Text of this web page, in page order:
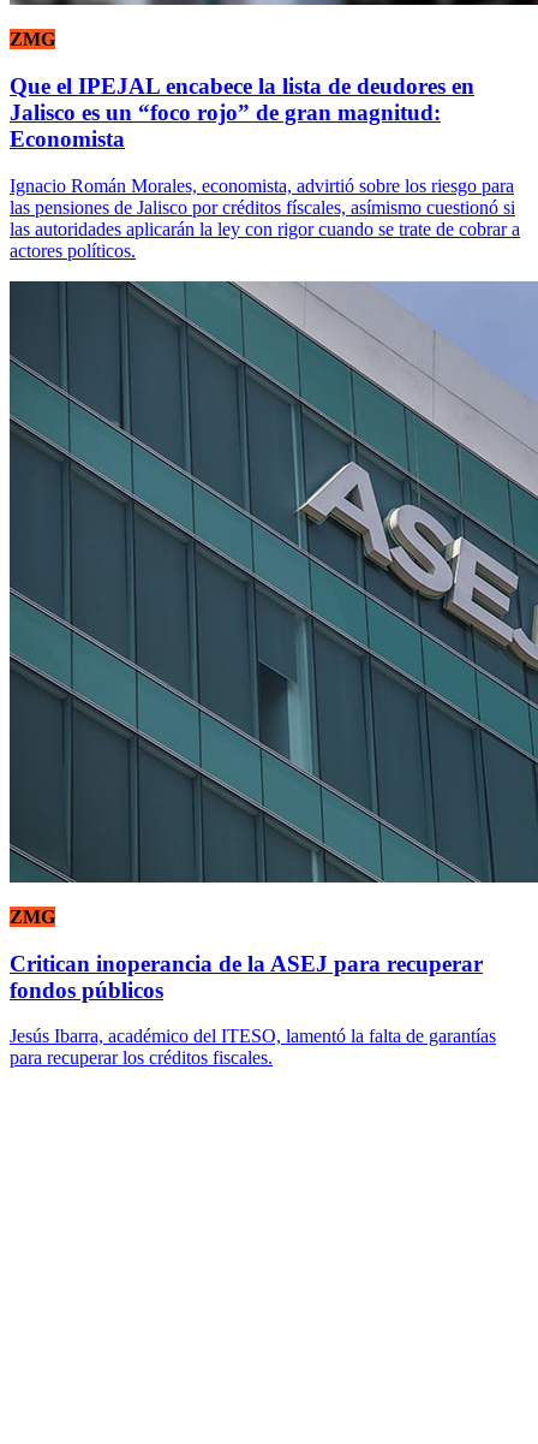
ZMG
Que el IPEJAL encabece la lista de deudores en
Jalisco es un “foco rojo” de gran magnitud:
Economista
Ignacio Román Morales, economista, advirtió sobre los riesgo para
las pensiones de Jalisco por créditos físcales, asímismo cuestionó si
las autoridades aplicarán la ley con rigor cuando se trate de cobrar a
actores políticos.
ZMG
Critican inoperancia de la ASEJ para recuperar
fondos públicos
Jesús Ibarra, académico del ITESO, lamentó la falta de garantías
para recuperar los créditos fiscales.